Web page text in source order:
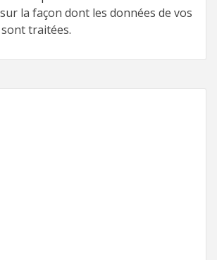
la façon dont les données de vos
traitées.